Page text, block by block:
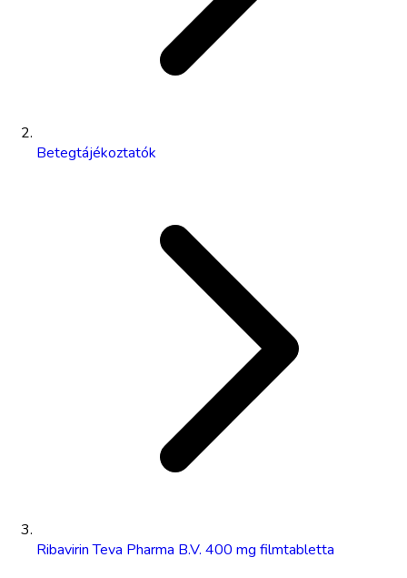
Betegtájékoztatók
Ribavirin Teva Pharma B.V. 400 mg filmtabletta